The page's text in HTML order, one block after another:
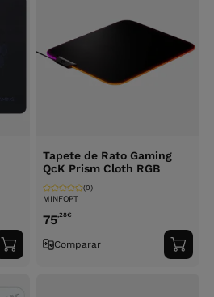
Adicionar
ao
Tapete de Rato Gaming
QcK Prism Cloth RGB
MINFOPT
(0)
75,28€
Comparar
ao